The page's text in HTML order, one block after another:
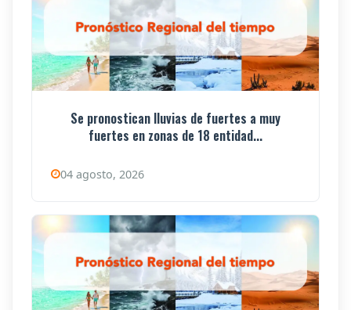
Se pronostican lluvias de fuertes a muy
fuertes en zonas de 18 entidad...
04 agosto, 2026